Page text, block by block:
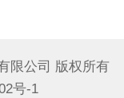
限公司 版权所有
号-1